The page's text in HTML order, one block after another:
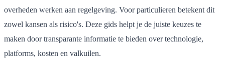
overheden werken aan regelgeving. Voor particulieren betekent dit
zowel kansen als risico's. Deze gids helpt je de juiste keuzes te
maken door transparante informatie te bieden over technologie,
platforms, kosten en valkuilen.